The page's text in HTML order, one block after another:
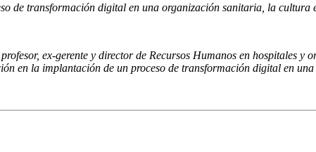
de transformación digital en una organización sanitaria, la cultura
ex-gerente y director de Recursos Humanos en hospitales
en la implantación de un proceso de transformación digital en